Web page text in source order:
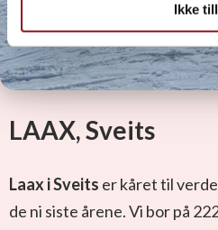
Ikke
LAAX, Sveits
Laax i Sveits er kåret til
de ni siste årene. Vi bor på